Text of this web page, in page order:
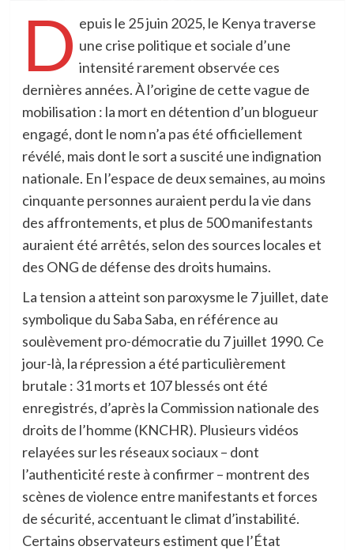
D epuis le 25 juin 2025, le Kenya traverse
une crise politique et sociale d’une
intensité rarement observée ces
dernières années. À l’origine de cette vague de
mobilisation : la mort en détention d’un blogueur
engagé, dont le nom n’a pas été officiellement
révélé, mais dont le sort a suscité une indignation
nationale. En l’espace de deux semaines, au moins
cinquante personnes auraient perdu la vie dans
des affrontements, et plus de 500 manifestants
auraient été arrêtés, selon des sources locales et
des ONG de défense des droits humains.
La tension a atteint son paroxysme le 7 juillet, date
symbolique du Saba Saba, en référence au
soulèvement pro-démocratie du 7 juillet 1990. Ce
jour-là, la répression a été particulièrement
brutale : 31 morts et 107 blessés ont été
enregistrés, d’après la Commission nationale des
droits de l’homme (KNCHR). Plusieurs vidéos
relayées sur les réseaux sociaux – dont
l’authenticité reste à confirmer – montrent des
scènes de violence entre manifestants et forces
de sécurité, accentuant le climat d’instabilité.
Certains observateurs estiment que l’État